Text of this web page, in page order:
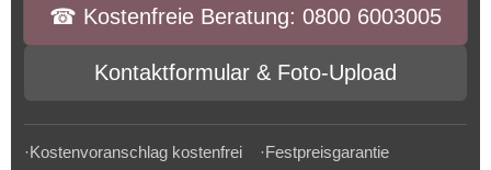
☎︎ Kostenfreie Beratung: 0800 6003005
Kontaktformular & Foto-Upload
·Kostenvoranschlag kostenfrei ·Festpreisgarantie